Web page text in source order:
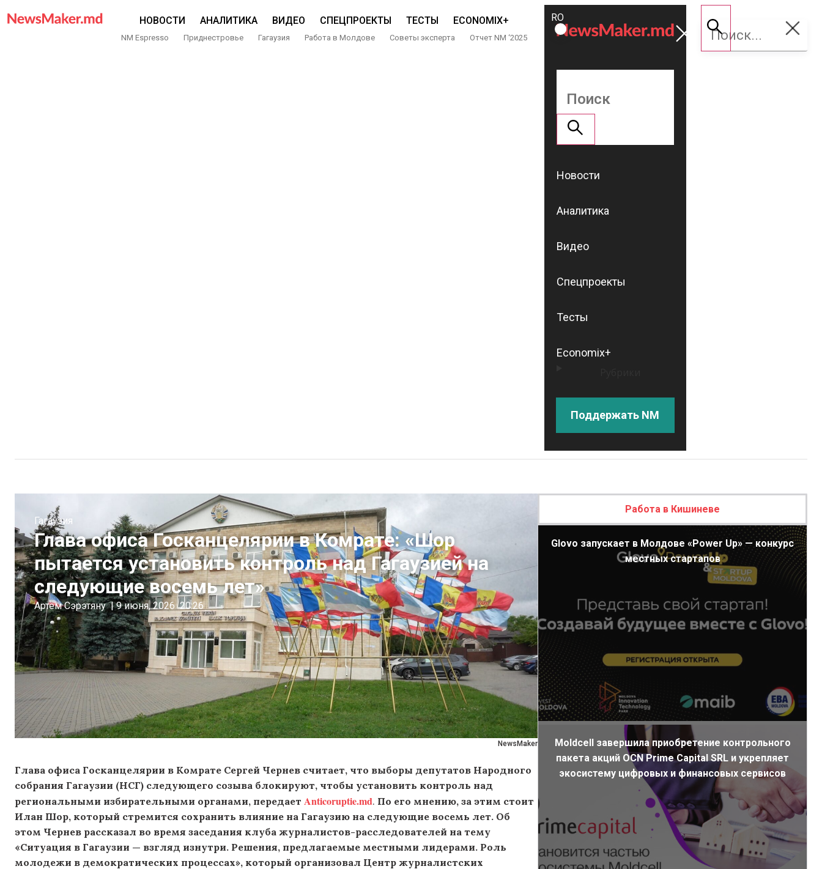
НОВОСТИ АНАЛИТИКА ВИДЕО СПЕЦПРОЕКТЫ ТЕСТЫ ECONOMIX+
NM Espresso Приднестровье Гагаузия Работа в Молдове Советы эксперта Отчет NM ‘2025
ROMÂNĂ
RU
Поддержать
NM
Новости
Аналитика
Видео
Спецпроекты
Тесты
Economix+
Поддержать NM
NewsMaker
Гагаузия
Глава офиса Госканцелярии в Комрате: «Шор
пытается установить контроль над Гагаузией на
следующие восемь лет»
Артём Сэрэтяну | 9 июня, 2026 20:26
Глава офиса Госканцелярии в Комрате Сергей Чернев считает, что выборы депутатов Народного
собрания Гагаузии (НСГ) следующего созыва блокируют, чтобы установить контроль над
региональными избирательными органами, передает Anticoruptie.md. По его мнению, за этим стоит
Илан Шор, который стремится сохранить влияние на Гагаузию на следующие восемь лет. Об
этом Чернев рассказал во время заседания клуба журналистов-расследователей на тему
«Ситуация в Гагаузии — взгляд изнутри. Решения, предлагаемые местными лидерами. Роль
молодежи в демократических процессах», который организовал Центр журналистских
Работа в Кишиневе
Glovo запускает в Молдове «Power Up» — конкурс
местных стартапов
Moldcell завершила приобретение контрольного
пакета акций OCN Prime Capital SRL и укрепляет
экосистему цифровых и финансовых сервисов